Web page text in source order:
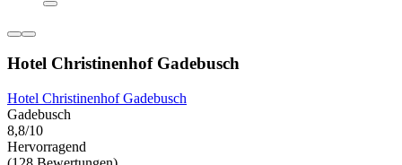
Hotel Christinenhof Gadebusch
Hotel Christinenhof Gadebusch
Gadebusch
8,8/10
Hervorragend